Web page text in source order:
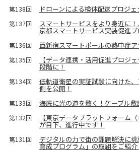
第138回 ドローンによる検体配送プロジ
第137回 スマートサービスをより身近に
京都スマートサービス実装促進
第136回 西新宿スマートポールの熱中症
第135回 【データ連携・活用促進プロジ
段階に！
第134回 低軌道衛星の実証試験に向けた
側を公開！
第133回 海底に光の道を敷く！ケーブル
第132回 【東京データプラットフォーム
が目下、進行中です！
第131回 デジタルの力で街の課題解決に
育成プログラム」の取組をご紹介